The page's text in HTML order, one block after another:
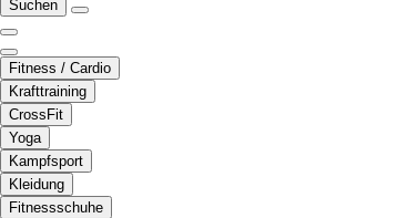
Suchen
Fitness / Cardio
Krafttraining
CrossFit
Yoga
Kampfsport
Kleidung
Fitnessschuhe